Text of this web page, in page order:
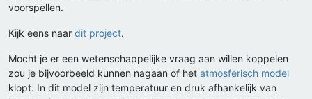
voorspellen.
Kijk eens naar dit project.
Mocht je er een wetenschappelijke vraag aan willen koppelen
zou je bijvoorbeeld kunnen nagaan of het atmosferisch model
klopt. In dit model zijn temperatuur en druk afhankelijk van